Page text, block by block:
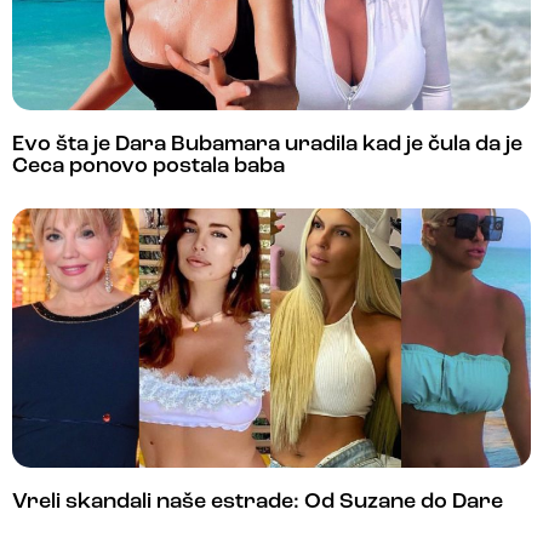
Evo šta je Dara Bubamara uradila kad je čula da je
Ceca ponovo postala baba
Vreli skandali naše estrade: Od Suzane do Dare